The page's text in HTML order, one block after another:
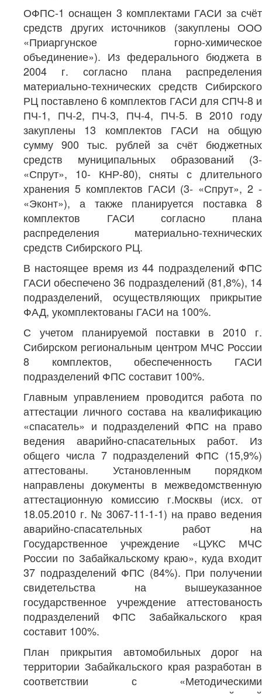
ОФПС-1 оснащен 3 комплектами ГАСИ за счёт
средств других источников (закуплены ООО
«Приаргунское горно-химическое
объединение»). Из федерального бюджета в
2004 г. согласно плана распределения
материально-технических средств Сибирского
РЦ поставлено 6 комплектов ГАСИ для СПЧ-8 и
ПЧ-1, ПЧ-2, ПЧ-3, ПЧ-4, ПЧ-5. В 2010 году
закуплены 13 комплектов ГАСИ на общую
сумму 900 тыс. рублей за счёт бюджетных
средств муниципальных образований (3-
«Спрут», 10- КНР-80), сняты с длительного
хранения 5 комплектов ГАСИ (3- «Спрут», 2 -
«Эконт»), а также планируется поставка 8
комплектов ГАСИ согласно плана
распределения материально-технических
средств Сибирского РЦ.
В настоящее время из 44 подразделений ФПС
ГАСИ обеспечено 36 подразделений (81,8%), 14
подразделений, осуществляющих прикрытие
ФАД, укомплектованы ГАСИ на 100%.
С учетом планируемой поставки в 2010 г.
Сибирском региональным центром МЧС России
8 комплектов, обеспеченность ГАСИ
подразделений ФПС составит 100%.
Главным управлением проводится работа по
аттестации личного состава на квалификацию
«спасатель» и подразделений ФПС на право
ведения аварийно-спасательных работ. Из
общего числа 7 подразделений ФПС (15,9%)
аттестованы. Установленным порядком
направлены документы в межведомственную
аттестационную комиссию г.Москвы (исх. от
18.05.2010 г. № 3067-11-1-1) на право ведения
аварийно-спасательных работ на
Государственное учреждение «ЦУКС МЧС
России по Забайкальскому краю», куда входит
37 подразделений ФПС (84%). При получении
свидетельства на вышеуказанное
государственное учреждение аттестованость
подразделений ФПС Забайкальского края
составит 100%.
План прикрытия автомобильных дорог на
территории Забайкальского края разработан в
соответствии с «Методическими